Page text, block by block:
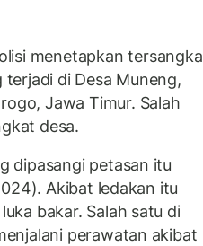
menetapkan tersangka
di Desa Muneng,
Jawa Timur. Salah
desa.
dipasangi petasan itu
Akibat ledakan itu
bakar. Salah satu di
perawatan akibat